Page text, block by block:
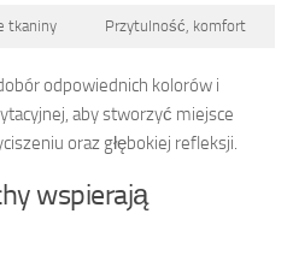
tkaniny Przytulność, komfort
odpowiednich kolorów i
aby stworzyć miejsce
oraz głębokiej refleksji.
wspierają